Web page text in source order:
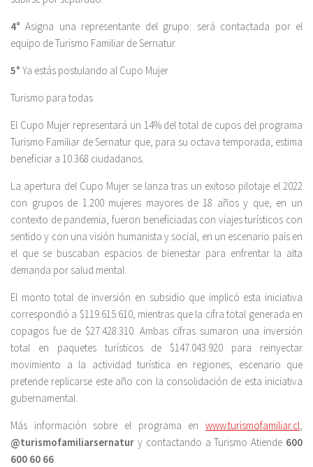
4° Asigna una representante del grupo: será contactada por el
equipo de Turismo Familiar de Sernatur.
5° Ya estás postulando al Cupo Mujer
Turismo para todas
El Cupo Mujer representará un 14% del total de cupos del programa
Turismo Familiar de Sernatur que, para su octava temporada, estima
beneficiar a 10.368 ciudadanos.
La apertura del Cupo Mujer se lanza tras un exitoso pilotaje el 2022
con grupos de 1.200 mujeres mayores de 18 años y que, en un
contexto de pandemia, fueron beneficiadas con viajes turísticos con
sentido y con una visión humanista y social, en un escenario país en
el que se buscaban espacios de bienestar para enfrentar la alta
demanda por salud mental.
El monto total de inversión en subsidio que implicó esta iniciativa
correspondió a $119.615.610, mientras que la cifra total generada en
copagos fue de $27.428.310. Ambas cifras sumaron una inversión
total en paquetes turísticos de $147.043.920 para reinyectar
movimiento a la actividad turística en regiones, escenario que
pretende replicarse este año con la consolidación de esta iniciativa
gubernamental.
Más información sobre el programa en www.turismofamiliar.cl,
@turismofamiliarsernatur y contactando a Turismo Atiende 600
600 60 66.